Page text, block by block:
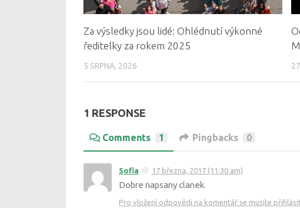
Za výsledky jsou lidé: Ohlédnutí výkonné
ředitelky za rokem 2025
5 SRPNA, 2026
1 RESPONSE
Comments 1 Pingbacks 0
Sofia 17 března, 2017 (11:30 am)
Dobre napsany clanek.
Pro vložení odpovědi na komentář se musíte